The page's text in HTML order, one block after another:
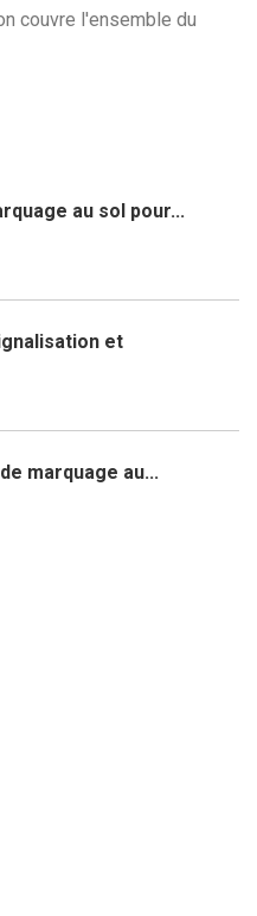
couvre l'ensemble du
au sol pour...
et
marquage au...